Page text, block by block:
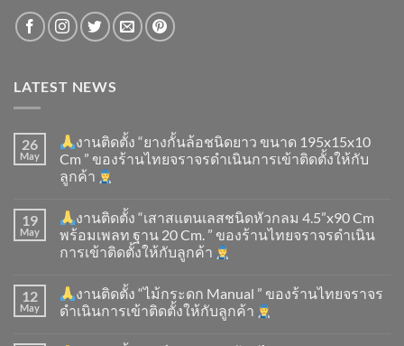
LATEST NEWS
26
May
งานติดตั้ง “ยางกั้นล้อชนิดยาว ขนาด 195x15x10
Cm ” ของร้านไทยจราจรดำเนินการเข้าติดตั้ง​ให้กับ
ลูกค้า
19
May
งานติดตั้ง “เสาสแตนเลสชนิดหัวกลม 4.5”x90 Cm
พร้อมเพลท ฐาน 20 Cm. ” ของร้านไทยจราจรดำเนิน
การเข้าติดตั้ง​ให้กับลูกค้า
12
May
งานติดตั้ง “ไม้กระดก Manual ” ของร้านไทยจราจร
ดำเนินการเข้าติดตั้ง​ให้กับลูกค้า